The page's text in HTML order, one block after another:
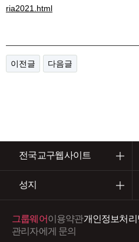
ria2021.html
이전글 다음글
전국교구웹사이트
성지
그룹웨어이용약관개인정보처리
관리자에게 문의